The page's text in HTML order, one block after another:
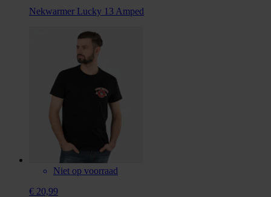
Nekwarmer Lucky 13 Amped
Niet op voorraad
€ 20,99